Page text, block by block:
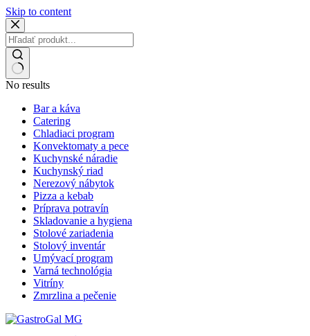
Skip to content
No results
Bar a káva
Catering
Chladiaci program
Konvektomaty a pece
Kuchynské náradie
Kuchynský riad
Nerezový nábytok
Pizza a kebab
Príprava potravín
Skladovanie a hygiena
Stolové zariadenia
Stolový inventár
Umývací program
Varná technológia
Vitríny
Zmrzlina a pečenie